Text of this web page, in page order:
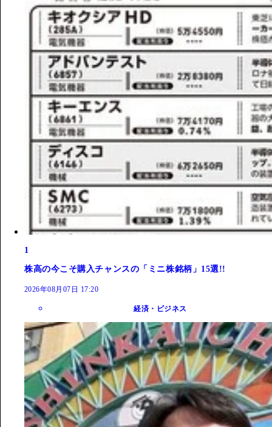
1
株高の今こそ購入チャンスの「ミニ株銘柄」15選!!
2026年08月07日 17:20
経済・ビジネス